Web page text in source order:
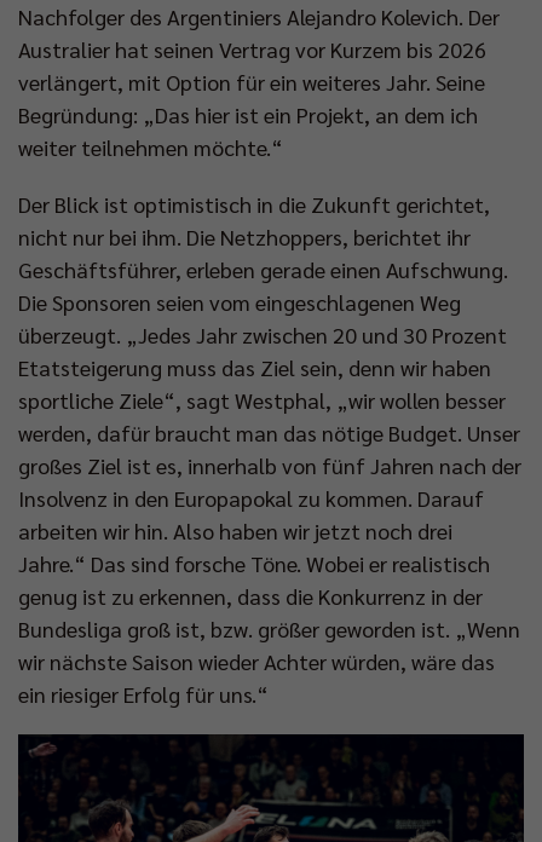
Nachfolger des Argentiniers Alejandro Kolevich. Der
Australier hat seinen Vertrag vor Kurzem bis 2026
verlängert, mit Option für ein weiteres Jahr. Seine
Begründung: „Das hier ist ein Projekt, an dem ich
weiter teilnehmen möchte.“
Der Blick ist optimistisch in die Zukunft gerichtet,
nicht nur bei ihm. Die Netzhoppers, berichtet ihr
Geschäftsführer, erleben gerade einen Aufschwung.
Die Sponsoren seien vom eingeschlagenen Weg
überzeugt. „Jedes Jahr zwischen 20 und 30 Prozent
Etatsteigerung muss das Ziel sein, denn wir haben
sportliche Ziele“, sagt Westphal, „wir wollen besser
werden, dafür braucht man das nötige Budget. Unser
großes Ziel ist es, innerhalb von fünf Jahren nach der
Insolvenz in den Europapokal zu kommen. Darauf
arbeiten wir hin. Also haben wir jetzt noch drei
Jahre.“ Das sind forsche Töne. Wobei er realistisch
genug ist zu erkennen, dass die Konkurrenz in der
Bundesliga groß ist, bzw. größer geworden ist. „Wenn
wir nächste Saison wieder Achter würden, wäre das
ein riesiger Erfolg für uns.“